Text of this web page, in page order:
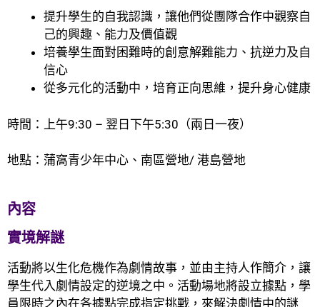
提升學生的自我認識，讓他們從團隊合作中觀察自
己的興趣、能力及價值觀
培養學生面對困難時的創意解難能力、抗逆力及自
信心
從多元化的活動中，培育正向思維，提升身心健康
時間：上午9:30 – 翌日下午5:30（兩日一夜）
地點：蒲窩青少年中心、南區營地/ 港島營地
內容
實境解謎
活動將以生化危機作為劇情故事，並由主持人作簡介，讓
學生代入劇情設定的逆境之中。活動場地將設立據點，學
員限時之內在各據點完成指定挑戰，來解決劇情中的謎